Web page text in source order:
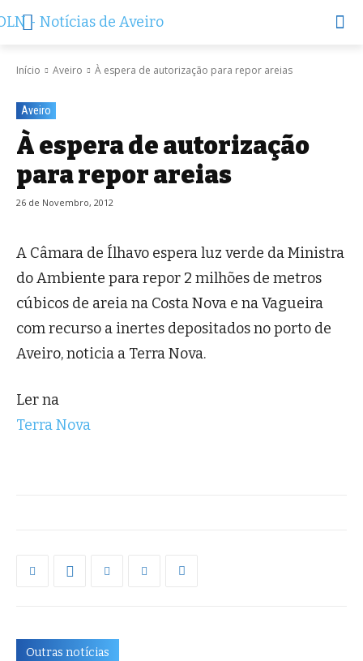
Início Aveiro À espera de autorização para repor areias
Aveiro
À espera de autorização
para repor areias
26 de Novembro, 2012
A Câmara de Ílhavo espera luz verde da Ministra
do Ambiente para repor 2 milhões de metros
cúbicos de areia na Costa Nova e na Vagueira
com recurso a inertes depositados no porto de
Aveiro, noticia a Terra Nova.
Ler na
Terra Nova
Outras notícias